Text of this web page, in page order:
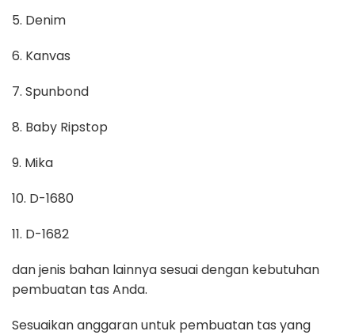
5. Denim
6. Kanvas
7. Spunbond
8. Baby Ripstop
9. Mika
10. D-1680
11. D-1682
dan jenis bahan lainnya sesuai dengan kebutuhan
pembuatan tas Anda.
Sesuaikan anggaran untuk pembuatan tas yang